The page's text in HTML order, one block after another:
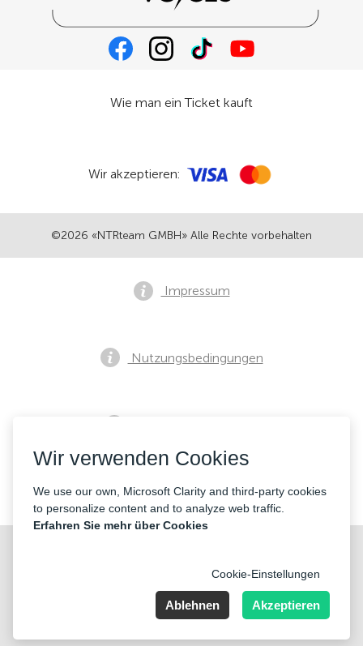
©2026 «NTRteam GMBH» Alle Rechte vorbehalten
Wie man ein Ticket kauft
Wir akzeptieren:
Impressum
Nutzungsbedingungen
Kontakte
Nummer der Firma: 40221 Düsseldorf, Registered address:
Wir verwenden Cookies
We use our own, Microsoft Clarity and third-party cookies
to personalize content and to analyze web traffic.
Erfahren Sie mehr über Cookies
Cookie-Einstellungen
Ablehnen Akzeptieren